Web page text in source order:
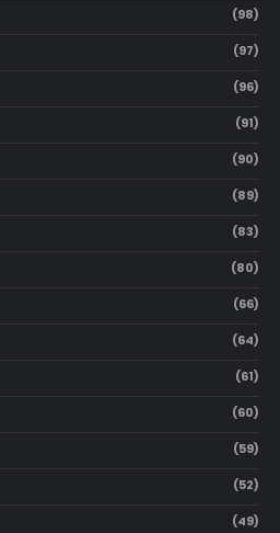
(98)
(97)
(96)
(91)
(90)
(89)
(83)
(80)
(66)
(64)
(61)
(60)
(59)
(52)
(49)